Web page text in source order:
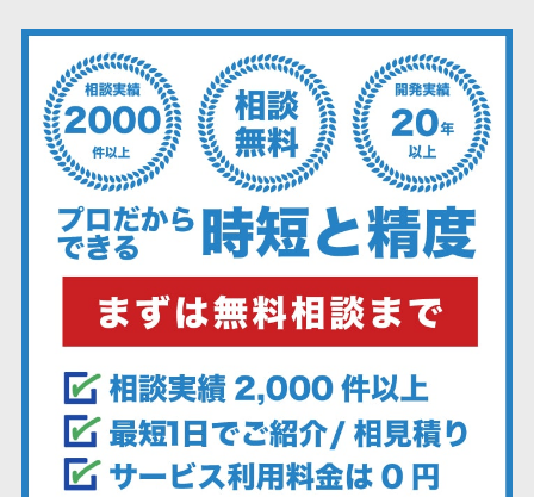
医療・介護業
界向け
電子カルテ
障害福祉ソフ
ト
介護ソフト
オンライン診
療システム
オンコール代
行サービス
ーション向けサ
ービス
健康診断シス
テム